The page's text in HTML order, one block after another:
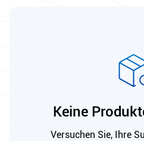
Keine
Versuchen Sie, Ihre